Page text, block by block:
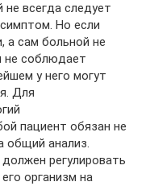
всегда следует
Но если
а сам больной не
не соблюдает
у него могут
Для
пациент обязан не
общий анализ.
регулировать
организм на